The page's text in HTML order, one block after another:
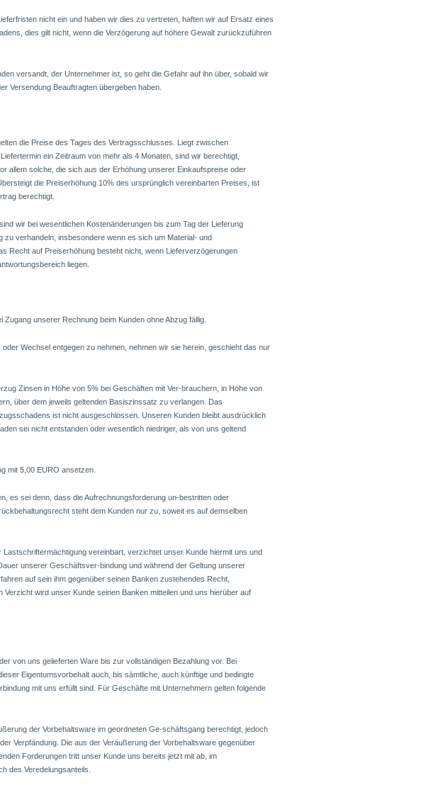
nicht ein und haben wir dies zu vertreten, haften wir auf Ersatz eines
dies gilt nicht, wenn die Verzögerung auf höhere Gewalt zurückzuführen
versandt, der Unternehmer ist, so geht die Gefahr auf ihn über, sobald wir
Versendung Beauftragten übergeben haben.
die Preise des Tages des Vertragsschlusses. Liegt zwischen
ein Zeitraum von mehr als 4 Monaten, sind wir berechtigt,
allem solche, die sich aus der Erhöhung unserer Einkaufspreise oder
die Preiserhöhung 10% des ursprünglich vereinbarten Preises, ist
berechtigt.
wir bei wesentlichen Kostenänderungen bis zum Tag der Lieferung
zu verhandeln, insbesondere wenn es sich um Material- und
Recht auf Preiserhöhung besteht nicht, wenn Lieferverzögerungen
liegen.
unserer Rechnung beim Kunden ohne Abzug fällig.
Wechsel entgegen zu nehmen, nehmen wir sie herein, geschieht das nur
Zinsen in Höhe von 5% bei Geschäften mit Ver-brauchern, in Höhe von
über dem jeweils geltenden Basiszinssatz zu verlangen. Das
ist nicht ausgeschlossen. Unseren Kunden bleibt ausdrücklich
sei nicht entstanden oder wesentlich niedriger, als von uns geltend
mit 5,00 EURO ansetzen.
es sei denn, dass die Aufrechnungsforderung un-bestritten oder
steht dem Kunden nur zu, soweit es auf demselben
vereinbart, verzichtet unser Kunde hiermit uns und
unserer Geschäftsver-bindung und während der Geltung unserer
auf sein ihm gegenüber seinen Banken zustehendes Recht,
Verzicht wird unser Kunde seinen Banken mitteilen und uns hierüber auf
von uns gelieferten Ware bis zur vollständigen Bezahlung vor. Bei
Eigentumsvorbehalt auch, bis sämtliche, auch künftige und bedingte
mit uns erfüllt sind. Für Geschäfte mit Unternehmern gelten folgende
der Vorbehaltsware im geordneten Ge-schäftsgang berechtigt, jedoch
Verpfändung. Die aus der Veräußerung der Vorbehaltsware gegenüber
Forderungen tritt unser Kunde uns bereits jetzt mit ab, im
des Veredelungsanteils.